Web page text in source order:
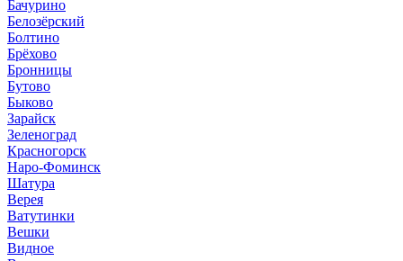
Бачурино
Белозёрский
Болтино
Брёхово
Бронницы
Бутово
Быково
Зарайск
Зеленоград
Красногорск
Наро-Фоминск
Шатура
Верея
Ватутинки
Вешки
Видное